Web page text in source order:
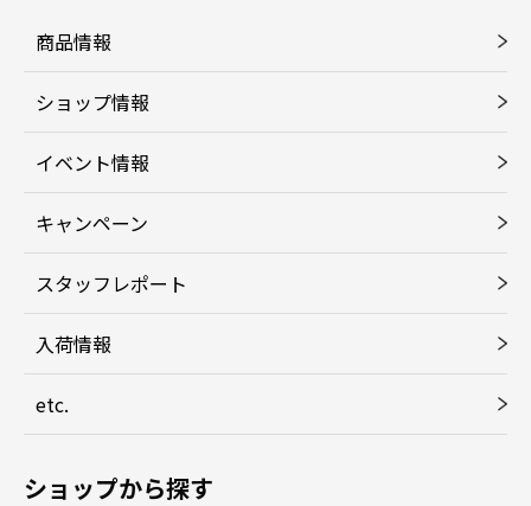
商品情報
ショップ情報
イベント情報
キャンペーン
スタッフレポート
入荷情報
etc.
ショップから探す